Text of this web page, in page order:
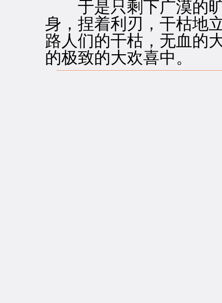
于是只剩下广漠的旷
身，捏着利刃，干枯地
路人们的干枯，无血的
的极致的大欢喜中。